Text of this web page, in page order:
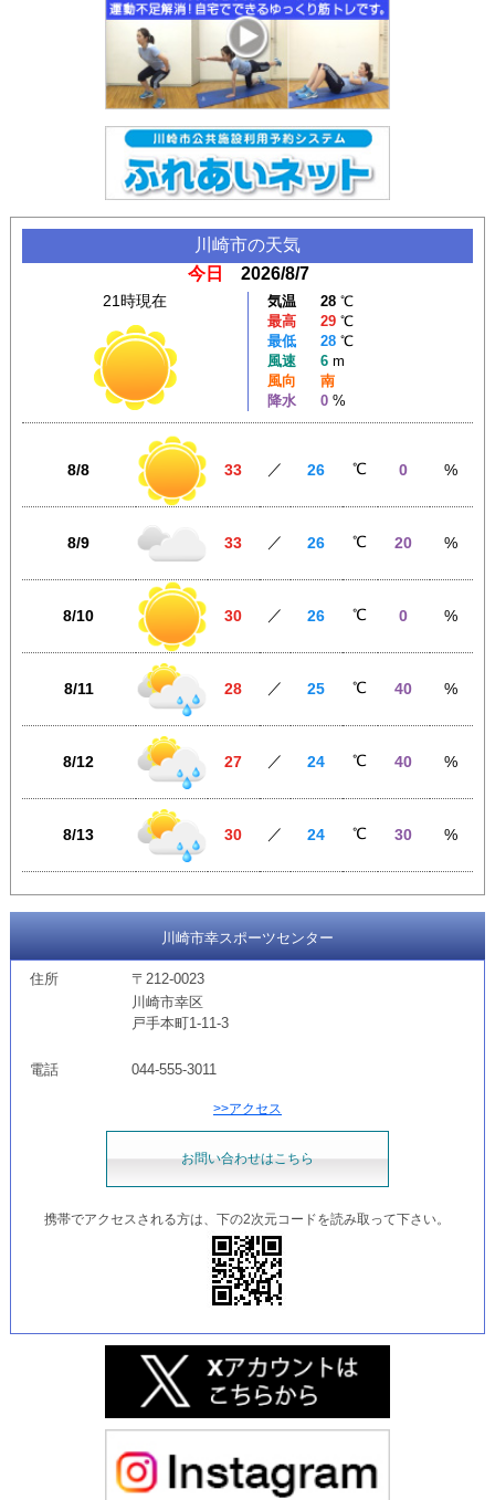
川崎市の天気
今日2026/8/7
21時現在 気温 28℃
最高
29℃
最低
28℃
風速
6m
風向
南
降水
0%
8/8 33 ／ 26 ℃ 0 %
8/9 33 ／ 26 ℃ 20 %
8/10 30 ／ 26 ℃ 0 %
8/11 28 ／ 25 ℃ 40 %
8/12 27 ／ 24 ℃ 40 %
8/13 30 ／ 24 ℃ 30 %
川崎市幸スポーツセンター
住所
〒212-0023
川崎市幸区
戸手本町1-11-3
電話 044-555-3011
>>アクセス
お問い合わせはこちら
携帯でアクセスされる方は、下の2次元コードを読み取って下さい。